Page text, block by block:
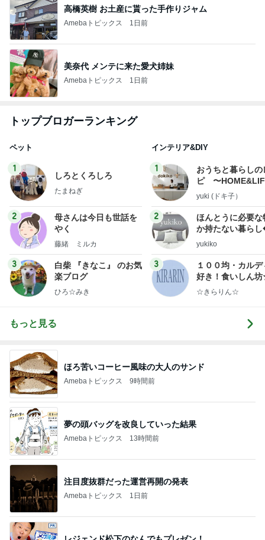
高橋英樹 お土産に貰った手作りジャム
Amebaトピックス 1日前
美奈代 メンテに来た愛犬姉妹
Amebaトピックス 1日前
トップブロガーランキング
ペット
1
しろとくろしろ
たまねぎ
2
母さんは今日も世話を
やく
藤緒 ミルカ
3
白柴 『きなこ』 のお気
楽ブログ
ひろ☆みき
インテリア&DIY
1
おうちと暮らしの
ピ 〜
yuki (ドキ子）
2
ほんとうに必要な
か持たない暮ら
ep Life Simple◆
yukiko
3
１００均・カルデ
好き！食いしん
らりん☆のブログ
☆きらりん☆
もっと見る
ほろ苦いコーヒー風味の大人のサンド
Amebaトピックス 9時間前
夢の頭バッグを改良していった結果
Amebaトピックス 13時間前
注目度抜群だった運営再開の発表
Amebaトピックス 1日前